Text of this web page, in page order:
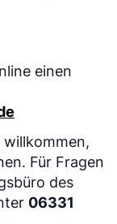
einen
willkommen,
Für Fragen
des
06331